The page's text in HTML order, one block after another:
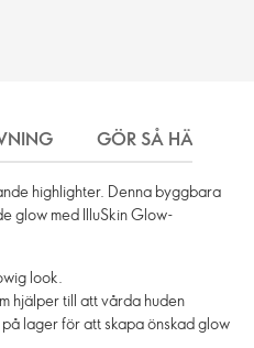
GÖR SÅ HÄR
highlighter. Denna byggbara
glow med IlluSkin Glow-
look.
hjälper till att vårda huden
lager för att skapa önskad glow